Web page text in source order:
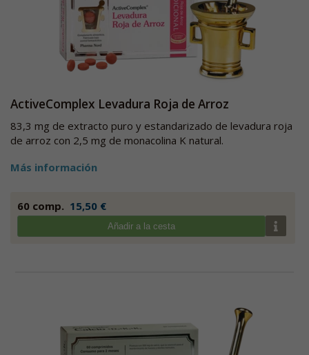
ActiveComplex Levadura Roja de Arroz
83,3 mg de extracto puro y estandarizado de levadura roja
de arroz con 2,5 mg de monacolina K natural.
Más información
60 comp. 15,50 €
Añadir a la cesta